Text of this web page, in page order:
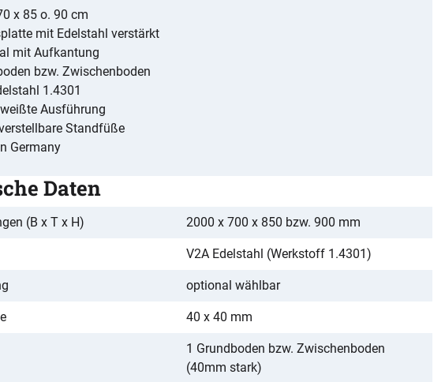
x 85 o. 90 cm
mit Edelstahl verstärkt
mit Aufkantung
bzw. Zwischenboden
1.4301
Ausführung
Standfüße
Germany
Daten
(B x T x H) 2000 x 700 x 850 bzw. 900 mm
V2A Edelstahl (Werkstoff 1.4301)
optional wählbar
40 x 40 mm
1 Grundboden bzw. Zwischenboden
(40mm stark)